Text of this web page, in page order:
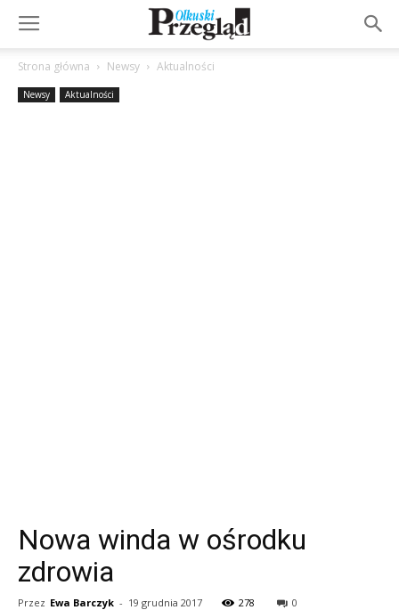
Strona główna Newsy Aktualności
Newsy Aktualności
Nowa winda w ośrodku
zdrowia
Przez Ewa Barczyk - 19 grudnia 2017 278 0